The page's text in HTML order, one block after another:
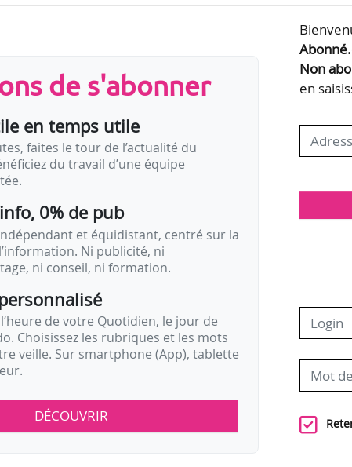
musiciens pédagogues du complexe musical de
sur temps…
de s'abonner
en temps utile
faites le tour de l’actualité du
du travail d’une équipe
0% de pub
et équidistant, centré sur la
Ni publicité, ni
ni conseil, ni formation.
de votre Quotidien, le jour de
Choisissez les rubriques et les mots
veille. Sur smartphone (App), tablette
DÉCOUVRIR
Non
en